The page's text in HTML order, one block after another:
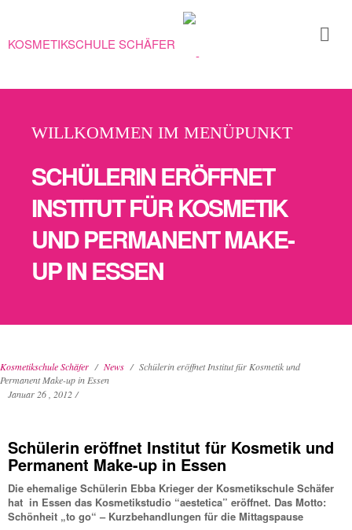
KOSMETIKSCHULE SCHÄFER
WILLKOMMEN IM MENÜPUNKT
SCHÜLERIN ERÖFFNET
INSTITUT FÜR KOSMETIK
UND PERMANENT MAKE-
UP IN ESSEN
SCHULE SCHÄFER
Kosmetikschule Schäfer News
Schülerin eröffnet Institut für Kosmetik und
Permanent Make-up in Essen
Januar 26 , 2012 /
Schülerin eröffnet Institut für Kosmetik und
Permanent Make-up in Essen
Die ehemalige Schülerin Ebba Krieger der Kosmetikschule Schäfer
hat in Essen das Kosmetikstudio “aestetica” eröffnet. Das Motto:
Schönheit „to go“ – Kurzbehandlungen für die Mittagspause
Ausbildungen
– Kosmetik
Portrait
Erfahrungen
&
Referenzen
Konzept
Historie
Schäfer
Schäfer
Leitbild
News